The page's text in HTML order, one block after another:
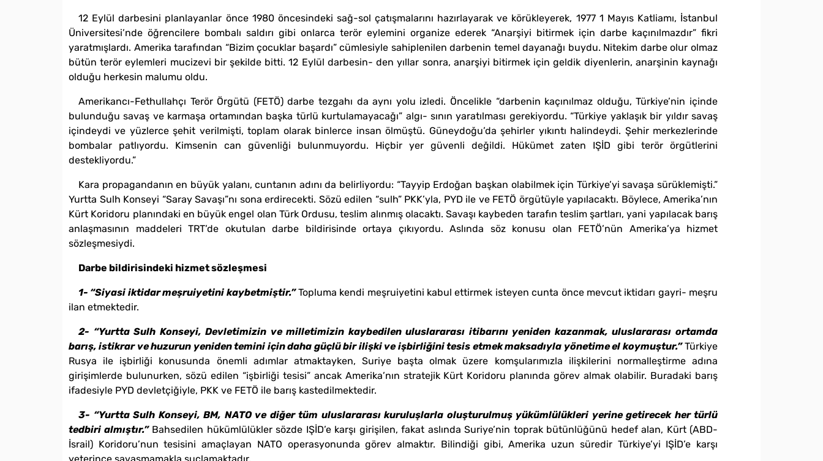
12 Eylül darbesini planlayanlar önce 1980 öncesindeki sağ-sol çatışmalarını hazırlayarak ve körükleyerek, 1977 1 Mayıs Katliamı, İstanbul
Üniversitesi’nde öğrencilere bombalı saldırı gibi onlarca terör eylemini organize ederek “Anarşiyi bitirmek için darbe kaçınılmazdır” fikri
yaratmışlardı. Amerika tarafından “Bizim çocuklar başardı” cümlesiyle sahiplenilen darbenin temel dayanağı buydu. Nitekim darbe olur olmaz
bütün terör eylemleri mucizevi bir şekilde bitti. 12 Eylül darbesin- den yıllar sonra, anarşiyi bitirmek için geldik diyenlerin, anarşinin kaynağı
olduğu herkesin malumu oldu.
Amerikancı-Fethullahçı Terör Örgütü (FETÖ) darbe tezgahı da aynı yolu izledi. Öncelikle “darbenin kaçınılmaz olduğu, Türkiye’nin içinde
bulunduğu savaş ve karmaşa ortamından başka türlü kurtulamayacağı” algı- sının yaratılması gerekiyordu. “Türkiye yaklaşık bir yıldır savaş
içindeydi ve yüzlerce şehit verilmişti, toplam olarak binlerce insan ölmüştü. Güneydoğu’da şehirler yıkıntı halindeydi. Şehir merkezlerinde
bombalar patlıyordu. Kimsenin can güvenliği bulunmuyordu. Hiçbir yer güvenli değildi. Hükümet zaten IŞİD gibi terör örgütlerini
destekliyordu.”
Kara propagandanın en büyük yalanı, cuntanın adını da belirliyordu: “Tayyip Erdoğan başkan olabilmek için Türkiye’yi savaşa sürüklemişti.”
Yurtta Sulh Konseyi “Saray Savaşı”nı sona erdirecekti. Sözü edilen “sulh” PKK’yla, PYD ile ve FETÖ örgütüyle yapılacaktı. Böylece, Amerika’nın
Kürt Koridoru planındaki en büyük engel olan Türk Ordusu, teslim alınmış olacaktı. Savaşı kaybeden tarafın teslim şartları, yani yapılacak barış
anlaşmasının maddeleri TRT’de okutulan darbe bildirisinde ortaya çıkıyordu. Aslında söz konusu olan FETÖ’nün Amerika’ya hizmet
sözleşmesiydi.
Darbe bildirisindeki hizmet sözleşmesi
1- “Siyasi iktidar meşruiyetini kaybetmiştir.”Topluma kendi meşruiyetini kabul ettirmek isteyen cunta önce mevcut iktidarı gayri- meşru
ilan etmektedir.
2- “Yurtta Sulh Konseyi, Devletimizin ve milletimizin kaybedilen uluslararası itibarını yeniden kazanmak, uluslararası ortamda
barış, istikrar ve huzurun yeniden temini için daha güçlü bir ilişki ve işbirliğini tesis etmek maksadıyla yönetime el koymuştur.”Türkiye
Rusya ile işbirliği konusunda önemli adımlar atmaktayken, Suriye başta olmak üzere komşularımızla ilişkilerini normalleştirme adına
girişimlerde bulunurken, sözü edilen “işbirliği tesisi” ancak Amerika’nın stratejik Kürt Koridoru planında görev almak olabilir. Buradaki barış
ifadesiyle PYD devletçiğiyle, PKK ve FETÖ ile barış kastedilmektedir.
3- “Yurtta Sulh Konseyi, BM, NATO ve diğer tüm uluslararası kuruluşlarla oluşturulmuş yükümlülükleri yerine getirecek her türlü
tedbiri almıştır.”Bahsedilen hükümlülükler sözde IŞİD’e karşı girişilen, fakat aslında Suriye’nin toprak bütünlüğünü hedef alan, Kürt (ABD-
İsrail) Koridoru’nun tesisini amaçlayan NATO operasyonunda görev almaktır. Bilindiği gibi, Amerika uzun süredir Türkiye’yi IŞİD’e karşı